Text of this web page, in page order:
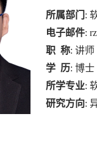
所属部门 :
电子邮件:
职 称: 讲师
学 历: 博士
所学专业:
研究方向: